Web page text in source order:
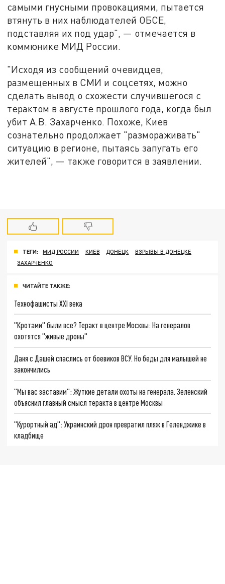
самыми гнусными провокациями, пытается
втянуть в них наблюдателей ОБСЕ,
подставляя их под удар", — отмечается в
коммюнике МИД России.
"Исходя из сообщений очевидцев,
размещенных в СМИ и соцсетях, можно
сделать вывод о схожести случившегося с
терактом в августе прошлого года, когда был
убит А.В. Захарченко. Похоже, Киев
сознательно продолжает "размораживать"
ситуацию в регионе, пытаясь запугать его
жителей", — также говорится в заявлении.
ТЕГИ: МИД РОССИИ КИЕВ ДОНЕЦК
ВЗРЫВЫ В ДОНЕЦКЕ
ЗАХАРЧЕНКО
ЧИТАЙТЕ ТАКЖЕ:
Технофашисты XXI века
"Кротами" были все? Теракт в центре Москвы: На генералов
охотятся "живые дроны"
Даня с Дашей спаслись от боевиков ВСУ. Но беды для малышей не
закончились
"Мы вас заставим": Жуткие детали охоты на генерала. Зеленский
объяснил главный смысл теракта в центре Москвы
"Курортный ад": Украинский дрон превратил пляж в Геленджике в
кладбище